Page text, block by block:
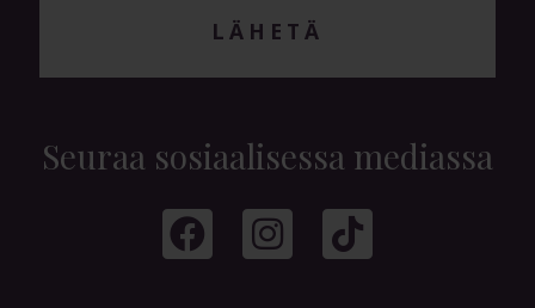
LÄHETÄ
Seuraa sosiaalisessa mediassa